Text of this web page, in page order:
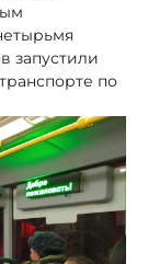
запустили
по